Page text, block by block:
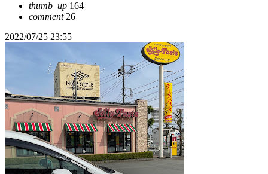
thumb_up 164
comment26
2022/07/25 23:55